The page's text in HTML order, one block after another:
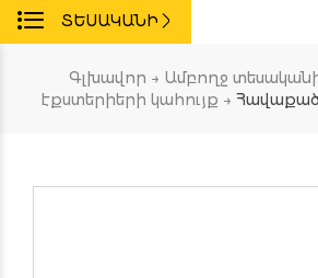
ՏԵՍԱԿԱՆԻ
Գլխավոր → Ամբողջ
էքստերիերի կահույք →